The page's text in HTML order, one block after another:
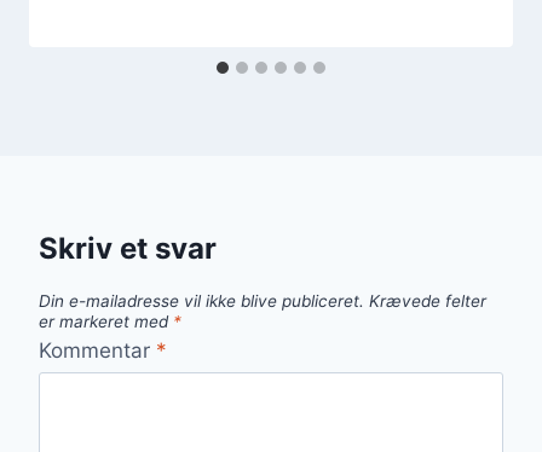
Skriv et svar
Din e-mailadresse vil ikke blive publiceret. Krævede felter
er markeret med *
Kommentar *